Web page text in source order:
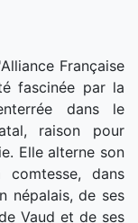
Française
fascinée par la
dans le
raison pour
Elle alterne son
dans
népalais, de ses
Vaud et de ses